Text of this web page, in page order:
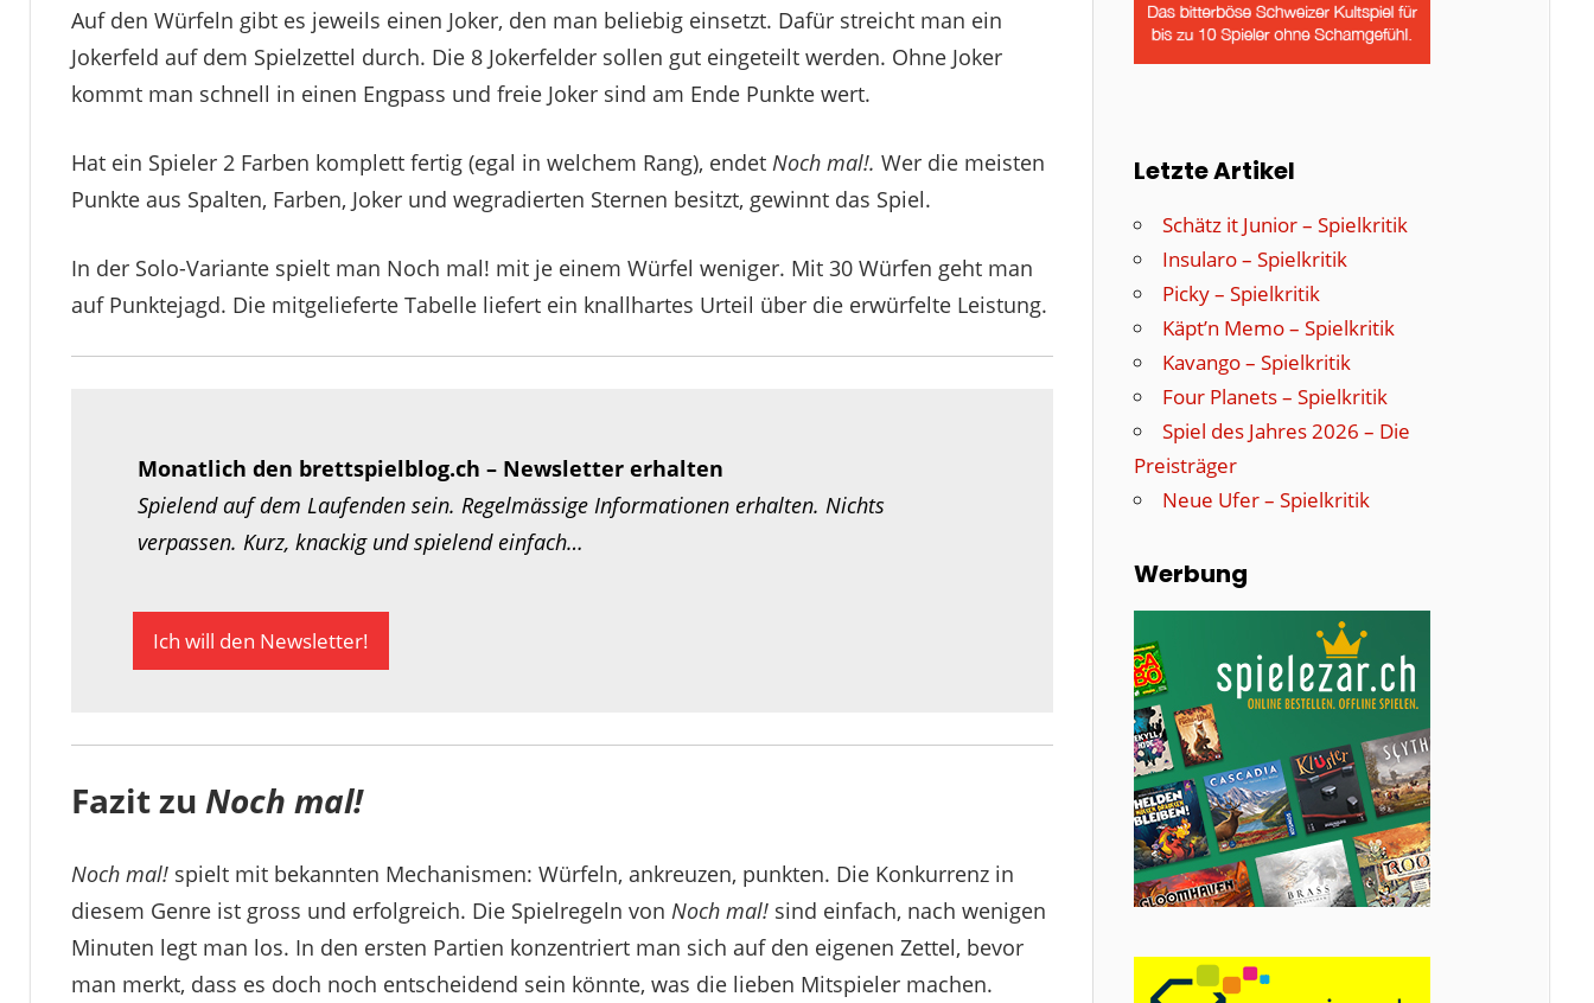
Auf den Würfeln gibt es jeweils einen Joker, den man beliebig einsetzt. Dafür streicht man ein
Jokerfeld auf dem Spielzettel durch. Die 8 Jokerfelder sollen gut eingeteilt werden. Ohne Joker
kommt man schnell in einen Engpass und freie Joker sind am Ende Punkte wert.
Hat ein Spieler 2 Farben komplett fertig (egal in welchem Rang), endet Noch mal!. Wer die meisten
Punkte aus Spalten, Farben, Joker und wegradierten Sternen besitzt, gewinnt das Spiel.
In der Solo-Variante spielt man Noch mal! mit je einem Würfel weniger. Mit 30 Würfen geht man
auf Punktejagd. Die mitgelieferte Tabelle liefert ein knallhartes Urteil über die erwürfelte Leistung.
Monatlich den brettspielblog.ch – Newsletter erhalten
Spielend auf dem Laufenden sein. Regelmässige Informationen erhalten. Nichts
verpassen. Kurz, knackig und spielend einfach…
Ich will den Newsletter!
Fazit zu Noch mal!
Noch mal!spielt mit bekannten Mechanismen: Würfeln, ankreuzen, punkten. Die Konkurrenz in
diesem Genre ist gross und erfolgreich. Die Spielregeln von Noch mal!sind einfach, nach wenigen
Minuten legt man los. In den ersten Partien konzentriert man sich auf den eigenen Zettel, bevor
man merkt, dass es doch noch entscheidend sein könnte, was die lieben Mitspieler machen.
Letzte Artikel
Schätz it Junior – Spielkritik
Insularo – Spielkritik
Picky – Spielkritik
Käpt’n Memo – Spielkritik
Kavango – Spielkritik
Four Planets – Spielkritik
Spiel des Jahres 2026 – Die
Preisträger
Neue Ufer – Spielkritik
Werbung